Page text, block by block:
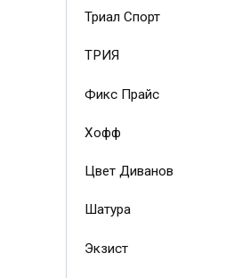
Триал Спорт
ТРИЯ
Фикс Прайс
Хофф
Цвет Диванов
Шатура
Экзист